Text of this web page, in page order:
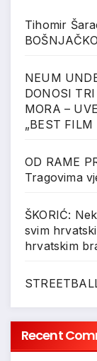
Tihomir
NEUM
DONOSI
MORA –
„BEST FILM
OD RAME
Tragovima
ŠKORIĆ:
svim
hrvatskim
Recent